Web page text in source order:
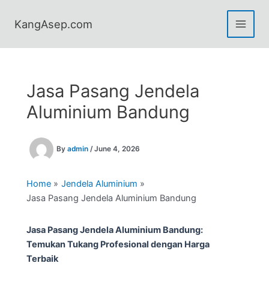
KangAsep.com
Jasa Pasang Jendela
Aluminium Bandung
By admin /June 4, 2026
Home
Jendela Aluminium
Jasa Pasang Jendela Aluminium Bandung
Jasa Pasang Jendela Aluminium Bandung:
Temukan Tukang Profesional dengan Harga
Terbaik